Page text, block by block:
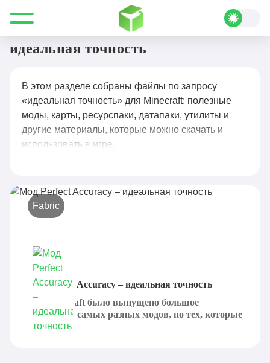
Все для Minecraft идеальная точность
идеальная точность
В этом разделе собраны файлы по запросу
«идеальная точность» для Minecraft: полезные
моды, карты, ресурспаки, датапаки, утилиты и
другие материалы, которые можно скачать и
использовать в игре.
Fabric
Мод Perfect Accuracy – идеальная точность
Для Minecraft было выпущено большое
количество самых разных модов, но тех, которые
способны...